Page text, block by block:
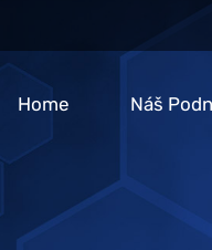
Home Náš